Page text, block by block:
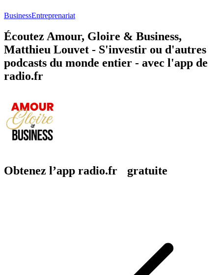
BusinessEntreprenariat
Écoutez Amour, Gloire & Business,
Matthieu Louvet - S'investir ou d'autres
podcasts du monde entier - avec l'app de
radio.fr
Obtenez l’app radio.fr gratuite